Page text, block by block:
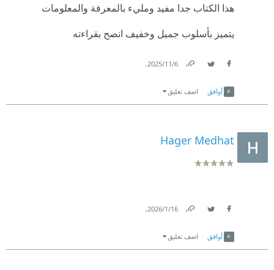
هذا الكتاب جدا مفيد ومليء بالمعرفة والمعلومات
يتميز بأسلوب جميل وخفيف انصح بقراءته
6‏/11‏/2025
.
أوافق اضف تعليق
Hager Medhat
16‏/1‏/2026
.
أوافق اضف تعليق